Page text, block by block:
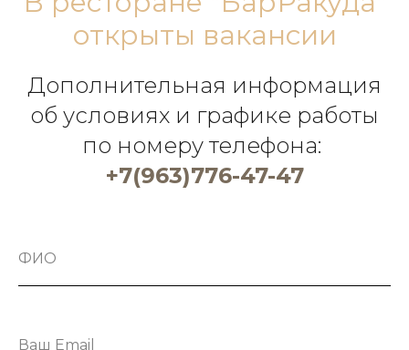
открыты вакансии
Дополнительная информация
об условиях и графике работы
по номеру телефона:
+7(963)776-47-47